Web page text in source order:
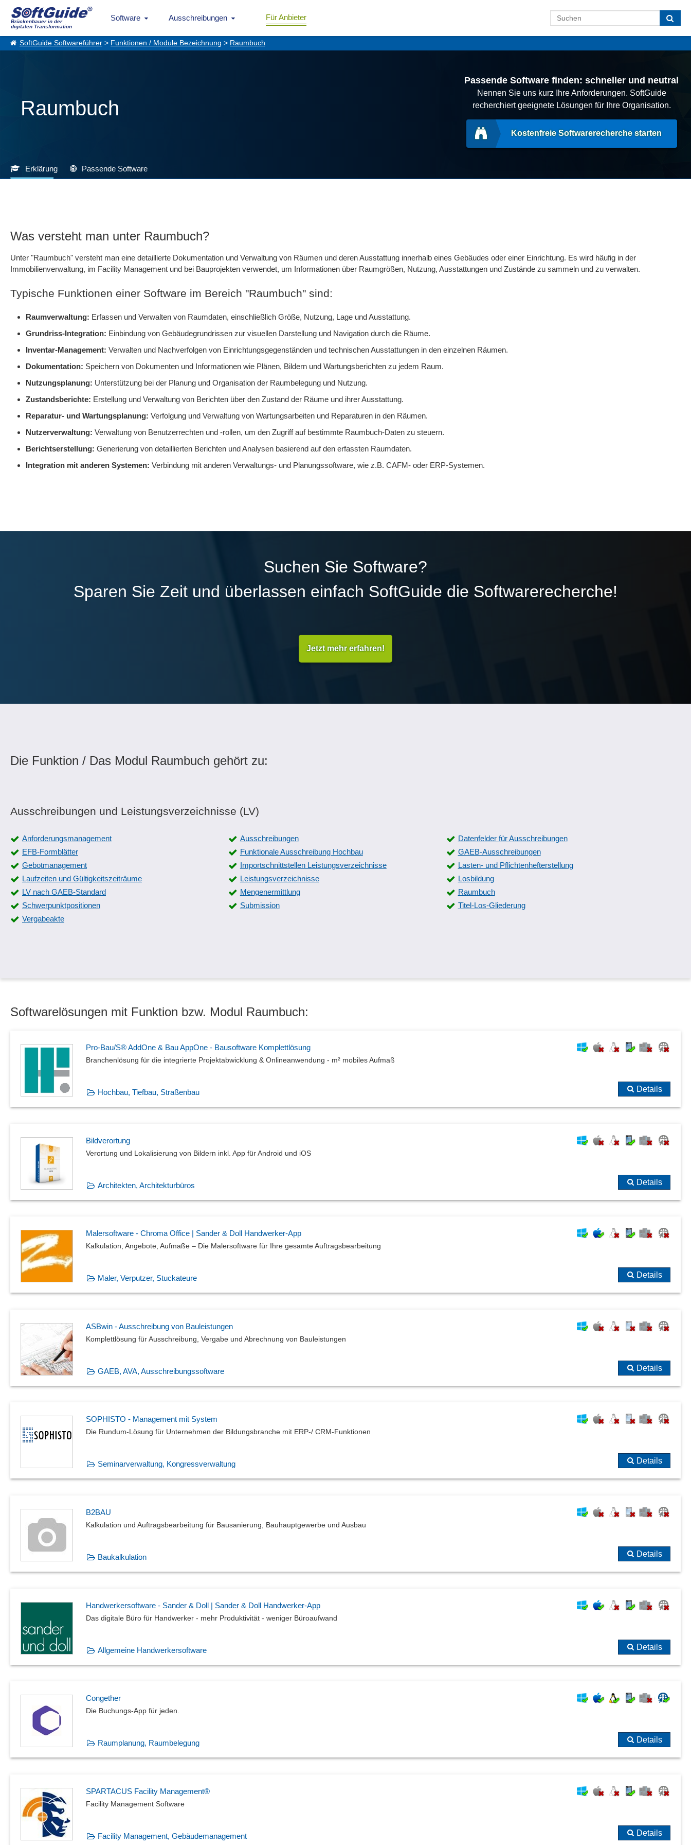
Brückenbauer in der
digitalen Transformation
Software Ausschreibungen Für Anbieter
SoftGuide Softwareführer > Funktionen / Module Bezeichnung > Raumbuch
Raumbuch
Passende Software finden: schneller und neutral
Nennen Sie uns kurz Ihre Anforderungen. SoftGuide
recherchiert geeignete Lösungen für Ihre Organisation.
Kostenfreie Softwarerecherche starten
Erklärung Passende Software
Was versteht man unter Raumbuch?
Unter "Raumbuch" versteht man eine detaillierte Dokumentation und Verwaltung von Räumen und deren Ausstattung innerhalb eines Gebäudes oder einer Einrichtung. Es wird häufig in der
Immobilienverwaltung, im Facility Management und bei Bauprojekten verwendet, um Informationen über Raumgrößen, Nutzung, Ausstattungen und Zustände zu sammeln und zu verwalten.
Typische Funktionen einer Software im Bereich "Raumbuch" sind:
Raumverwaltung: Erfassen und Verwalten von Raumdaten, einschließlich Größe, Nutzung, Lage und Ausstattung.
Grundriss-Integration: Einbindung von Gebäudegrundrissen zur visuellen Darstellung und Navigation durch die Räume.
Inventar-Management: Verwalten und Nachverfolgen von Einrichtungsgegenständen und technischen Ausstattungen in den einzelnen Räumen.
Dokumentation: Speichern von Dokumenten und Informationen wie Plänen, Bildern und Wartungsberichten zu jedem Raum.
Nutzungsplanung: Unterstützung bei der Planung und Organisation der Raumbelegung und Nutzung.
Zustandsberichte: Erstellung und Verwaltung von Berichten über den Zustand der Räume und ihrer Ausstattung.
Reparatur- und Wartungsplanung: Verfolgung und Verwaltung von Wartungsarbeiten und Reparaturen in den Räumen.
Nutzerverwaltung: Verwaltung von Benutzerrechten und -rollen, um den Zugriff auf bestimmte Raumbuch-Daten zu steuern.
Berichtserstellung: Generierung von detaillierten Berichten und Analysen basierend auf den erfassten Raumdaten.
Integration mit anderen Systemen: Verbindung mit anderen Verwaltungs- und Planungssoftware, wie z.B. CAFM- oder ERP-Systemen.
Suchen Sie Software?
Sparen Sie Zeit und überlassen einfach SoftGuide die Softwarerecherche!
Jetzt mehr erfahren!
Die Funktion / Das Modul Raumbuch gehört zu:
Ausschreibungen und Leistungsverzeichnisse (LV)
Anforderungsmanagement Ausschreibungen
Datenfelder für Ausschreibungen
EFB-Formblätter
Funktionale Ausschreibung Hochbau
GAEB-Ausschreibungen
Gebotmanagement
Importschnittstellen Leistungsverzeichnisse
Lasten- und Pflichtenhefterstellung
Laufzeiten und Gültigkeitszeiträume
Leistungsverzeichnisse
Losbildung
LV nach GAEB-Standard
Mengenermittlung
Raumbuch
Schwerpunktpositionen
Submission
Titel-Los-Gliederung
Vergabeakte
Softwarelösungen mit Funktion bzw. Modul Raumbuch:
Pro-Bau/S® AddOne & Bau AppOne - Bausoftware Komplettlösung
Branchenlösung für die integrierte Projektabwicklung & Onlineanwendung - m² mobiles Aufmaß
Hochbau, Tiefbau, Straßenbau Details
Bildverortung
Verortung und Lokalisierung von Bildern inkl. App für Android und iOS
Architekten, Architekturbüros Details
Malersoftware - Chroma Office | Sander & Doll Handwerker-App
Kalkulation, Angebote, Aufmaße – Die Malersoftware für Ihre gesamte Auftragsbearbeitung
Maler, Verputzer, Stuckateure Details
ASBwin - Ausschreibung von Bauleistungen
Komplettlösung für Ausschreibung, Vergabe und Abrechnung von Bauleistungen
GAEB, AVA, Ausschreibungssoftware Details
SOPHISTO - Management mit System
Die Rundum-Lösung für Unternehmen der Bildungsbranche mit ERP-/ CRM-Funktionen
Seminarverwaltung, Kongressverwaltung Details
B2BAU
Kalkulation und Auftragsbearbeitung für Bausanierung, Bauhauptgewerbe und Ausbau
Baukalkulation Details
Handwerkersoftware - Sander & Doll | Sander & Doll Handwerker-App
Das digitale Büro für Handwerker - mehr Produktivität - weniger Büroaufwand
Allgemeine Handwerkersoftware Details
Congether
Die Buchungs-App für jeden.
Raumplanung, Raumbelegung Details
SPARTACUS Facility Management®
Facility Management Software
Facility Management, Gebäudemanagement Details